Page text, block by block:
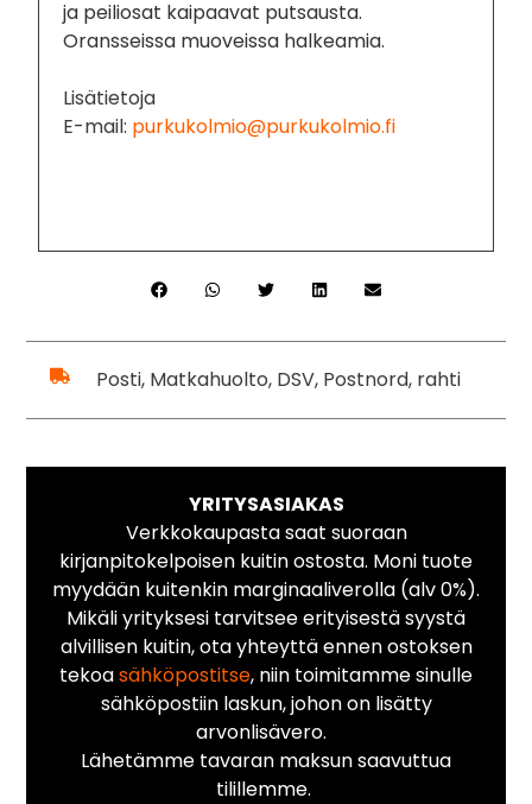
ja peiliosat kaipaavat putsausta.
Oransseissa muoveissa halkeamia.
Lisätietoja
E-mail: purkukolmio@purkukolmio.fi
Posti, Matkahuolto, DSV, Postnord, rahti
YRITYSASIAKAS
Verkkokaupasta saat suoraan
kirjanpitokelpoisen kuitin ostosta. Moni tuote
myydään kuitenkin marginaaliverolla (alv 0%).
Mikäli yrityksesi tarvitsee erityisestä syystä
alvillisen kuitin, ota yhteyttä ennen ostoksen
tekoasähköpostitse, niin toimitamme sinulle
sähköpostiin laskun, johon on lisätty
arvonlisävero.
Lähetämme tavaran maksun saavuttua
tilillemme.